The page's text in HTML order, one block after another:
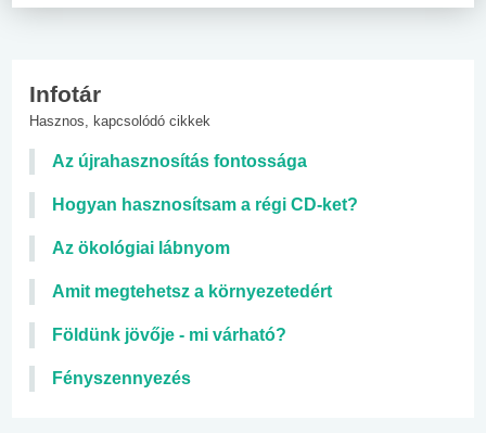
Infotár
Hasznos, kapcsolódó cikkek
Az újrahasznosítás fontossága
Hogyan hasznosítsam a régi CD-ket?
Az ökológiai lábnyom
Amit megtehetsz a környezetedért
Földünk jövője - mi várható?
Fényszennyezés